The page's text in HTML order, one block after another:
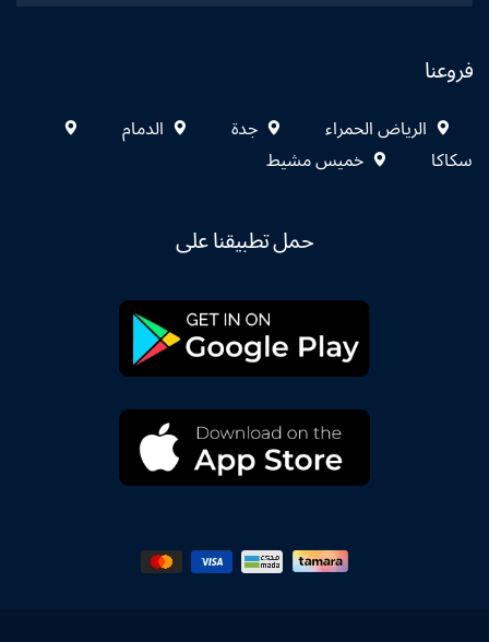
فروعنا
الرياض الحمراء جدة
الدمام
سكاكا
خميس مشيط
حمل تطبيقنا على